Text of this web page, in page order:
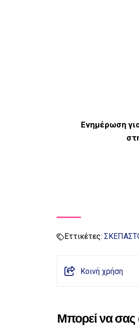
Ενημέρωση
Εττικέτες:
Κοινή χρήση
Μπορεί να σας